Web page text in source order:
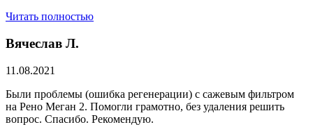
Читать полностью
Вячеслав Л.
11.08.2021
Были проблемы (ошибка регенерации) с сажевым фильтром
на Рено Меган 2. Помогли грамотно, без удаления решить
вопрос. Спасибо. Рекомендую.